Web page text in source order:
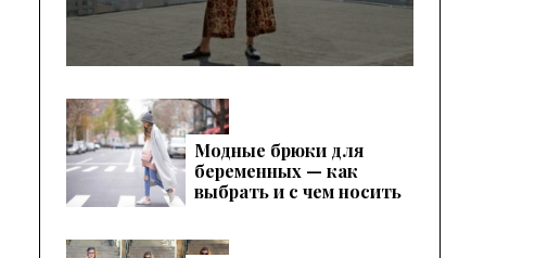
Модные брюки для
беременных — как
выбрать и с чем носить